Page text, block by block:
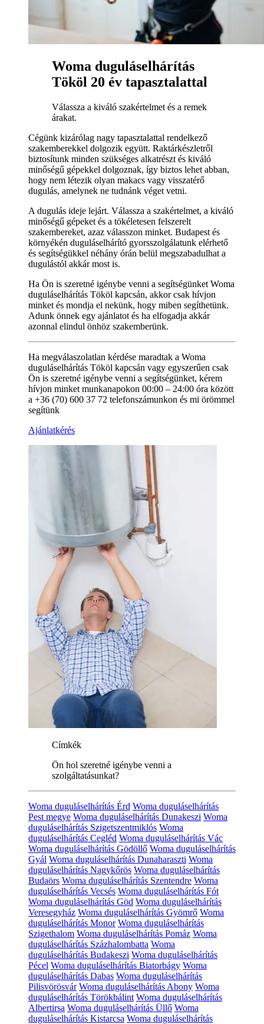
Woma duguláselhárítás
Tököl 20 év tapasztalattal
Válassza a kiváló szakértelmet és a remek
árakat.
Cégünk kizárólag nagy tapasztalattal rendelkező
szakemberekkel dolgozik együtt. Raktárkészletről
biztosítunk minden szükséges alkatrészt és kiváló
minőségű gépekkel dolgoznak, így biztos lehet abban,
hogy nem létezik olyan makacs vagy visszatérő
dugulás, amelynek ne tudnánk véget vetni.
A dugulás ideje lejárt. Válassza a szakértelmet, a kiváló
minőségű gépeket és a tökéletesen felszerelt
szakembereket, azaz válasszon minket. Budapest és
környékén duguláselhárító gyorsszolgálatunk elérhető
és segítségükkel néhány órán belül megszabadulhat a
dugulástól akkár most is.
Ha Ön is szeretné igénybe venni a segítségünket Woma
duguláselhárítás Tököl kapcsán, akkor csak hívjon
minket és mondja el nekünk, hogy miben segíthetünk.
Adunk önnek egy ajánlatot és ha elfogadja akkár
azonnal elindul önhöz szakemberünk.
Ha megválaszolatlan kérdése maradtak a Woma
duguláselhárítás Tököl kapcsán vagy egyszerűen csak
Ön is szeretné igénybe venni a segítségünket, kérem
hívjon minket munkanapokon 00:00 – 24:00 óra között
a +36 (70) 600 37 72 telefonszámunkon és mi örömmel
segítünk
Ajánlatkérés
Címkék
Ön hol szeretné igénybe venni a
szolgáltatásunkat?
Woma duguláselhárítás Érd Woma duguláselhárítás
Pest megye Woma duguláselhárítás Dunakeszi Woma
duguláselhárítás Szigetszentmiklós Woma
duguláselhárítás Cegléd Woma duguláselhárítás Vác
Woma duguláselhárítás Gödöllő Woma duguláselhárítás
Gyál Woma duguláselhárítás Dunaharaszti Woma
duguláselhárítás Nagykőrös Woma duguláselhárítás
Budaörs Woma duguláselhárítás Szentendre Woma
duguláselhárítás Vecsés Woma duguláselhárítás Fót
Woma duguláselhárítás Göd Woma duguláselhárítás
Veresegyház Woma duguláselhárítás Gyömrő Woma
duguláselhárítás Monor Woma duguláselhárítás
Szigethalom Woma duguláselhárítás Pomáz Woma
duguláselhárítás Százhalombatta Woma
duguláselhárítás Budakeszi Woma duguláselhárítás
Pécel Woma duguláselhárítás Biatorbágy Woma
duguláselhárítás Dabas Woma duguláselhárítás
Pilisvörösvár Woma duguláselhárítás Abony Woma
duguláselhárítás Törökbálint Woma duguláselhárítás
Albertirsa Woma duguláselhárítás Üllő Woma
duguláselhárítás Kistarcsa Woma duguláselhárítás